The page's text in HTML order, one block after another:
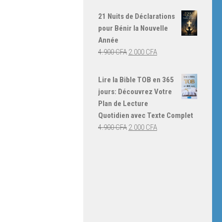
initial
était :
actuel
est :
3.000 CFA.
21 Nuits de Déclarations
pour Bénir la Nouvelle
Année
4.900CFA Le
initial
4.900 CFA.
2.000 CFALe
actuel
est :
2.000 CFA.
Lire la Bible TOB en 365
jours: Découvrez Votre
Plan de Lecture
Quotidien avec Texte Complet
4.900CFA Le
2.000 CFALe